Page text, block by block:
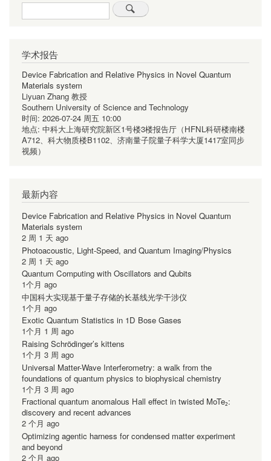
Search
学术报告
Device Fabrication and Relative Physics in Novel Quantum
Materials system
Liyuan Zhang 教授
Southern University of Science and Technology
时间: 2026-07-24 周五 10:00
地点: 中科大上海研究院新区1号楼3楼报告厅（HFNL科研楼南楼
A712、科大物质楼B1102、济南量子院量子科学大厦1417室同步
视频）
最新内容
Device Fabrication and Relative Physics in Novel Quantum
Materials system
2 周 1 天 ago
Photoacoustic, Light-Speed, and Quantum Imaging/Physics
2 周 1 天 ago
Quantum Computing with Oscillators and Qubits
1个月 ago
中国科大实现基于量子存储的长基线光学干涉仪
1个月 ago
Exotic Quantum Statistics in 1D Bose Gases
1个月 1 周 ago
Raising Schrödinger’s kittens
1个月 3 周 ago
Universal Matter-Wave Interferometry: a walk from the
foundations of quantum physics to biophysical chemistry
1个月 3 周 ago
Fractional quantum anomalous Hall effect in twisted MoTe₂:
discovery and recent advances
2 个月 ago
Optimizing agentic harness for condensed matter experiment
and beyond
2 个月 ago